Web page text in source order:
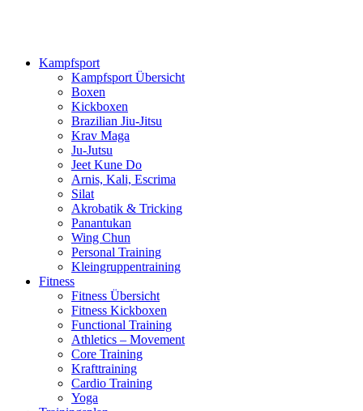
Kampfsport
Kampfsport Übersicht
Boxen
Kickboxen
Brazilian Jiu-Jitsu
Krav Maga
Ju-Jutsu
Jeet Kune Do
Arnis, Kali, Escrima
Silat
Akrobatik & Tricking
Panantukan
Wing Chun
Personal Training
Kleingruppentraining
Fitness
Fitness Übersicht
Fitness Kickboxen
Functional Training
Athletics – Movement
Core Training
Krafttraining
Cardio Training
Yoga